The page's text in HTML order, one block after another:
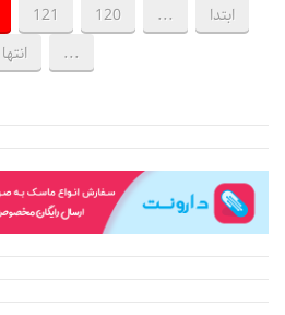
ابتدا ...
120
121
...
انتها